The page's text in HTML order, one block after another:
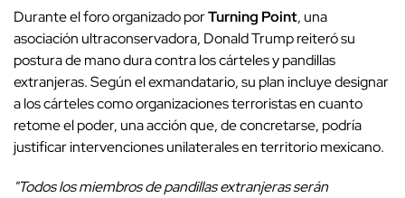
Durante el foro organizado porTurning Point, una
asociación ultraconservadora, Donald Trump reiteró su
postura de mano dura contra los cárteles y pandillas
extranjeras. Según el exmandatario, su plan incluye designar
a los cárteles como organizaciones terroristas en cuanto
retome el poder, una acción que, de concretarse, podría
justificar intervenciones unilaterales en territorio mexicano.
"Todos los miembros de pandillas extranjeras serán